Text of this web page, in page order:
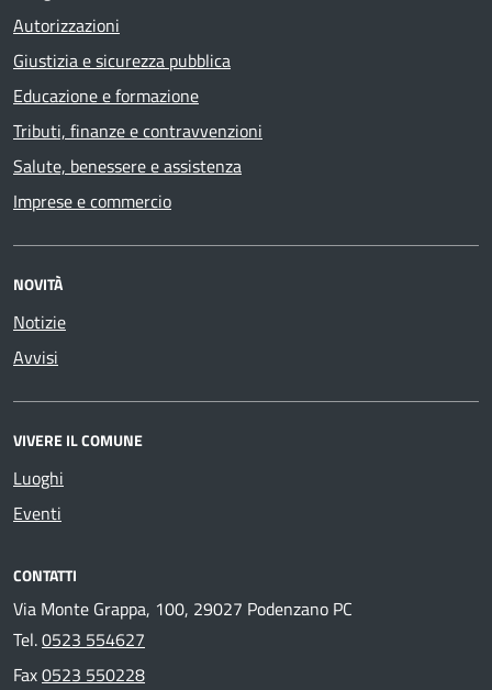
Autorizzazioni
Giustizia e sicurezza pubblica
Educazione e formazione
Tributi, finanze e contravvenzioni
Salute, benessere e assistenza
Imprese e commercio
NOVITÀ
Notizie
Avvisi
VIVERE IL COMUNE
Luoghi
Eventi
CONTATTI
Via Monte Grappa, 100, 29027 Podenzano PC
Tel.0523 554627
Fax0523 550228